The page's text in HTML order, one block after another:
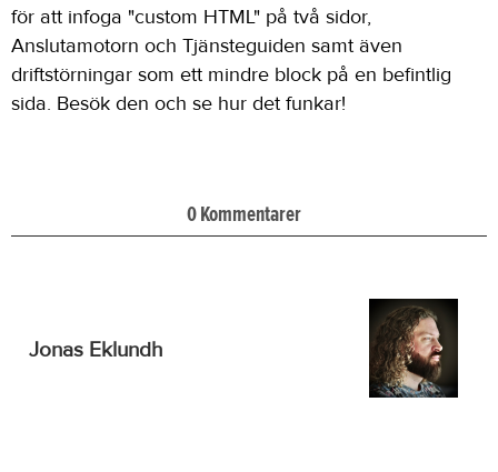
för att infoga "custom HTML" på två sidor,
Anslutamotorn och Tjänsteguiden samt även
driftstörningar som ett mindre block på en befintlig
sida. Besök den och se hur det funkar!
0 Kommentarer
Jonas Eklundh